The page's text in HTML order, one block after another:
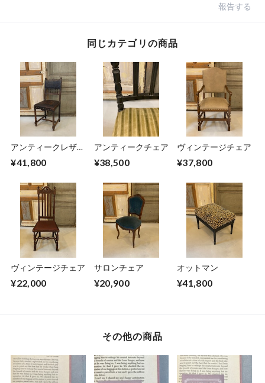
報告する
同じカテゴリの商品
アンティークレザー
¥41,800
アンティークチェア
¥38,500
ヴィンテージチェア
¥37,800
ヴィンテージチェア
¥22,000
サロンチェア
¥20,900
オットマン
¥41,800
その他の商品